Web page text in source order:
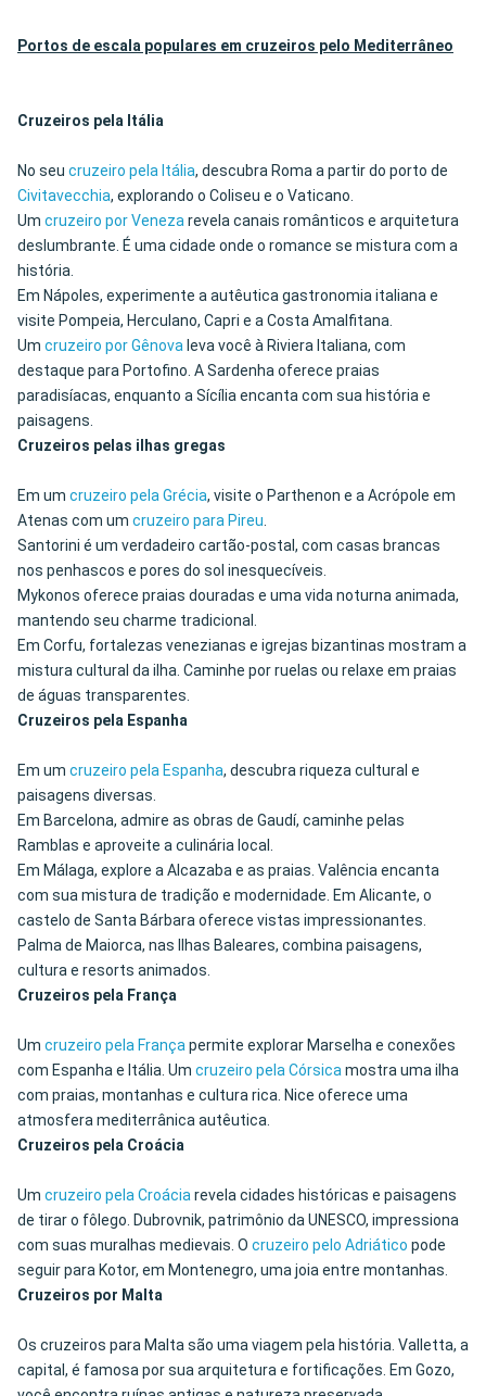
Portos de escala populares em cruzeiros pelo Mediterrâneo
Cruzeiros pela Itália
No seu cruzeiro pela Itália, descubra Roma a partir do porto de
Civitavecchia, explorando o Coliseu e o Vaticano.
Um cruzeiro por Venezarevela canais românticos e arquitetura
deslumbrante. É uma cidade onde o romance se mistura com a
história.
Em Nápoles, experimente a autêutica gastronomia italiana e
visite Pompeia, Herculano, Capri e a Costa Amalfitana.
Um cruzeiro por Gênova leva você à Riviera Italiana, com
destaque para Portofino. A Sardenha oferece praias
paradisíacas, enquanto a Sícília encanta com sua história e
paisagens.
Cruzeiros pelas ilhas gregas
Em um cruzeiro pela Grécia, visite o Parthenon e a Acrópole em
Atenas com um cruzeiro para Pireu.
Santorini é um verdadeiro cartão-postal, com casas brancas
nos penhascos e pores do sol inesquecíveis.
Mykonos oferece praias douradas e uma vida noturna animada,
mantendo seu charme tradicional.
Em Corfu, fortalezas venezianas e igrejas bizantinas mostram a
mistura cultural da ilha. Caminhe por ruelas ou relaxe em praias
de águas transparentes.
Cruzeiros pela Espanha
Em um cruzeiro pela Espanha, descubra riqueza cultural e
paisagens diversas.
Em Barcelona, admire as obras de Gaudí, caminhe pelas
Ramblas e aproveite a culinária local.
Em Málaga, explore a Alcazaba e as praias. Valência encanta
com sua mistura de tradição e modernidade. Em Alicante, o
castelo de Santa Bárbara oferece vistas impressionantes.
Palma de Maiorca, nas Ilhas Baleares, combina paisagens,
cultura e resorts animados.
Cruzeiros pela França
Um cruzeiro pela Françapermite explorar Marselha e conexões
com Espanha e Itália. Um cruzeiro pela Córsicamostra uma ilha
com praias, montanhas e cultura rica. Nice oferece uma
atmosfera mediterrânica autêutica.
Cruzeiros pela Croácia
Um cruzeiro pela Croáciarevela cidades históricas e paisagens
de tirar o fôlego. Dubrovnik, patrimônio da UNESCO, impressiona
com suas muralhas medievais. O cruzeiro pelo Adriático pode
seguir para Kotor, em Montenegro, uma joia entre montanhas.
Cruzeiros por Malta
Os cruzeiros para Malta são uma viagem pela história. Valletta, a
capital, é famosa por sua arquitetura e fortificações. Em Gozo,